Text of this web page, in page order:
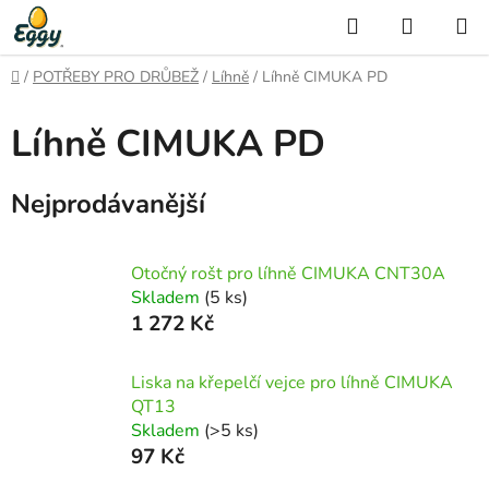
Přejít
na
obsah
Hledat
KOŠÍK
Domů
/ POTŘEBY PRO DRŮBEŽ / Líhně / Líhně CIMUKA PD
Líhně CIMUKA PD
Nejprodávanější
Otočný rošt pro líhně CIMUKA CNT30A
Skladem (5 ks)
1 272 Kč
Liska na křepelčí vejce pro líhně CIMUKA
QT13
Skladem (>5 ks)
97 Kč